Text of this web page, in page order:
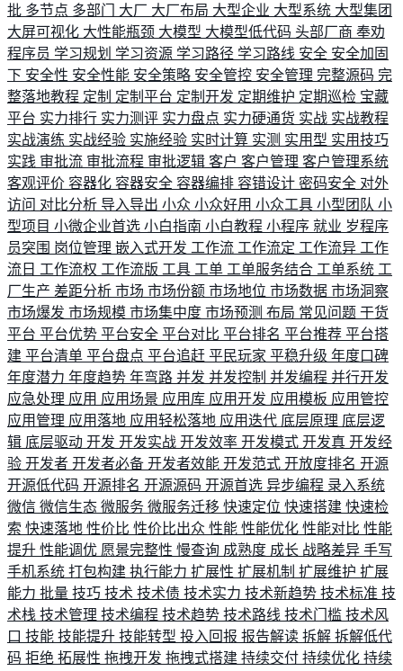
批 多节点 多部门 大厂 大厂布局 大型企业 大型系统 大型集团
大屏可视化 大性能瓶颈 大模型 大模型低代码 头部厂商 奉劝
程序员 学习规划 学习资源 学习路径 学习路线 安全 安全加固
下 安全性 安全性能 安全策略 安全管控 安全管理 完整源码 完
整落地教程 定制 定制平台 定制开发 定期维护 定期巡检 宝藏
平台 实力排行 实力测评 实力盘点 实力硬通货 实战 实战教程
实战演练 实战经验 实施经验 实时计算 实测 实用型 实用技巧
实践 审批流 审批流程 审批逻辑 客户 客户管理 客户管理系统
客观评价 容器化 容器安全 容器编排 容错设计 密码安全 对外
访问 对比分析 导入导出 小众 小众好用 小众工具 小型团队 小
型项目 小微企业首选 小白指南 小白教程 小程序 就业 岁程序
员突围 岗位管理 嵌入式开发 工作流 工作流定 工作流异 工作
流日 工作流权 工作流版 工具 工单 工单服务结合 工单系统 工
厂生产 差距分析 市场 市场份额 市场地位 市场数据 市场洞察
市场爆发 市场规模 市场集中度 市场预测 布局 常见问题 干货
平台 平台优势 平台安全 平台对比 平台排名 平台推荐 平台搭
建 平台清单 平台盘点 平台追赶 平民玩家 平稳升级 年度口碑
年度潜力 年度趋势 年弯路 并发 并发控制 并发编程 并行开发
应急处理 应用 应用场景 应用库 应用开发 应用模板 应用管控
应用管理 应用落地 应用轻松落地 应用迭代 底层原理 底层逻
辑 底层驱动 开发 开发实战 开发效率 开发模式 开发真 开发经
验 开发者 开发者必备 开发者效能 开发范式 开放度排名 开源
开源低代码 开源排名 开源源码 开源首选 异步编程 录入系统
微信 微信生态 微服务 微服务迁移 快速定位 快速搭建 快速检
索 快速落地 性价比 性价比出众 性能 性能优化 性能对比 性能
提升 性能调优 愿景完整性 慢查询 成熟度 成长 战略差异 手写
手机系统 打包构建 执行能力 扩展性 扩展机制 扩展维护 扩展
能力 批量 技巧 技术 技术债 技术实力 技术新趋势 技术标准 技
术栈 技术管理 技术编程 技术趋势 技术路线 技术门槛 技术风
口 技能 技能提升 技能转型 投入回报 报告解读 拆解 拆解低代
码 拒绝 拓展性 拖拽开发 拖拽式搭建 持续交付 持续优化 持续